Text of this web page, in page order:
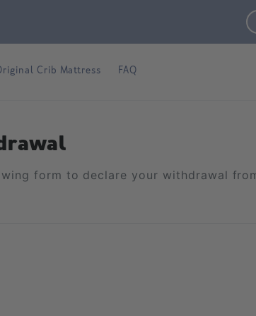
Crib Mattress FAQ
form to declare your withdrawal